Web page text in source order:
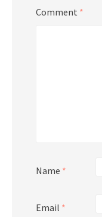
Comment *
Name *
Email *